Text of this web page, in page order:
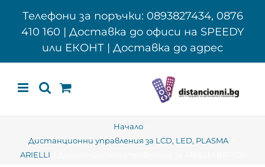
Телефони за поръчки: 0893827434, 0876
410 160 | Доставка до офиси на SPEEDY
или ЕКОНТ | Доставка до адрес
Начало
Дистанционни управления за LCD, LED, PLASMA
ARIELLI